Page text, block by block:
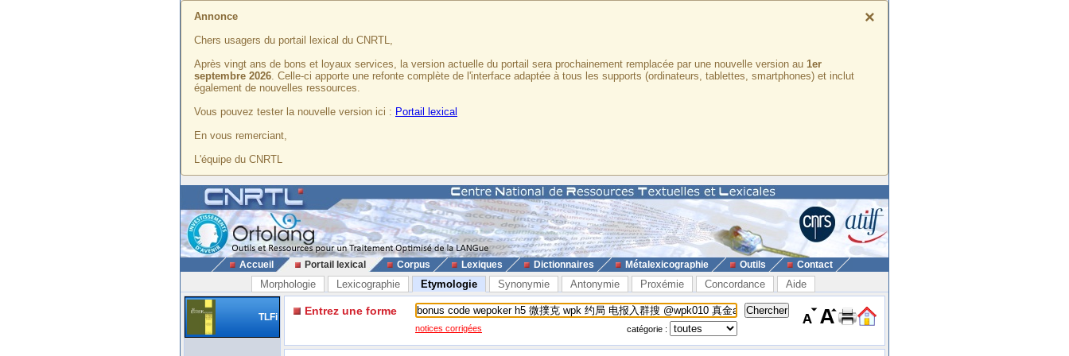
×
Annonce
Chers usagers du portail lexical du CNRTL,
Après vingt ans de bons et loyaux services, la version actuelle du portail sera prochainement remplacée par une nouvelle version au 1er
septembre 2026. Celle-ci apporte une refonte complète de l'interface adaptée à tous les supports (ordinateurs, tablettes, smartphones) et inclut
également de nouvelles ressources.
Vous pouvez tester la nouvelle version ici : Portail lexical
En vous remerciant,
L'équipe du CNRTL
Accueil Portail lexical Corpus Lexiques Dictionnaires Métalexicographie Outils Contact
Morphologie Lexicographie Etymologie Synonymie Antonymie Proxémie Concordance Aide
TLFi Entrez une forme
notices corrigées catégorie :